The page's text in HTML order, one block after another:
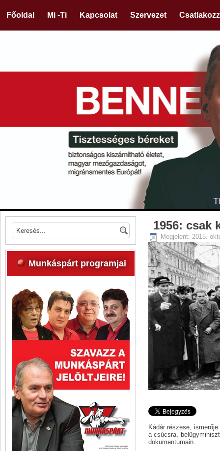
Főoldal Mi -Ti Kapcsolat Szervezet Csatlakozz
Munkáspárt programjai
1956: csak
Megjelent: 2015.
Kádár részese,
a csúcsra,
dokumentumain.